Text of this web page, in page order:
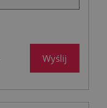
Wyślij